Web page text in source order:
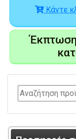
Κάντε
Έκπτωση